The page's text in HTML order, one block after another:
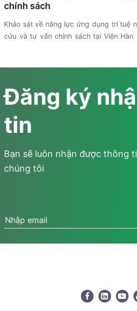
chính sách
Khảo sát về năng lực ứng dụng trí tuệ
cứu và tư vấn chính sách tại Viện Hàn
chính sách. Kết quả khảo sát là cơ sở
xuất các định hướng thúc đẩy chuyển
học xã hội.
Đăng ký
tin
Bạn sẽ luôn nhận được thông
chúng tôi